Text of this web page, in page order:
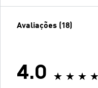
Avaliações (18)
4.0